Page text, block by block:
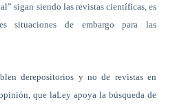
sigan siendo las revistas científicas, es
situaciones de embargo para las
derepositorios y no de revistas en
que laLey apoya la búsqueda de